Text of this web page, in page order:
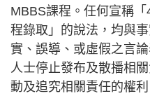
MBBS課程。任何宣稱
程錄取」的說法，均與
實、誤導、或虛假之言
人士停止發布及散播相
動及追究相關責任的權利